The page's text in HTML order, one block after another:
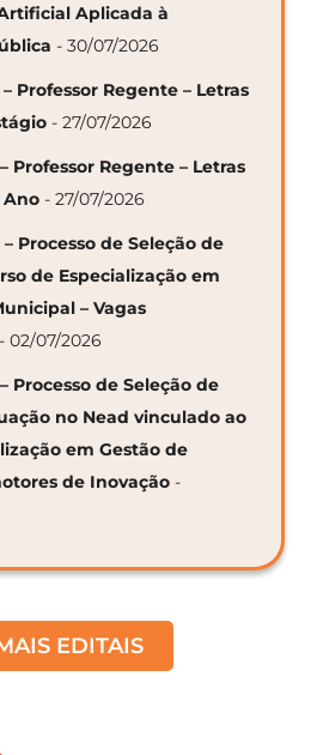
Aplicada à
- 30/07/2026
Professor Regente – Letras
- 27/07/2026
Professor Regente – Letras
Ano - 27/07/2026
Processo de Seleção de
de Especialização em
– Vagas
- 02/07/2026
Processo de Seleção de
no Nead vinculado ao
em Gestão de
de Inovação -
EDITAIS